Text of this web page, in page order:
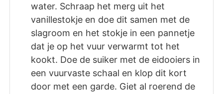
water. Schraap het merg uit het
vanillestokje en doe dit samen met de
slagroom en het stokje in een pannetje
dat je op het vuur verwarmt tot het
kookt. Doe de suiker met de eidooiers in
een vuurvaste schaal en klop dit kort
door met een garde. Giet al roerend de